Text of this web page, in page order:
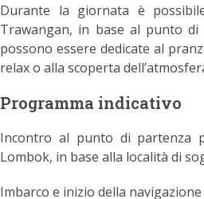
Durante la giornata è
Trawangan, in base al punto di
possono essere dedicate al
relax o alla scoperta
Programma indicativo
Incontro al punto di partenza
Lombok, in base alla località di
Imbarco e inizio della